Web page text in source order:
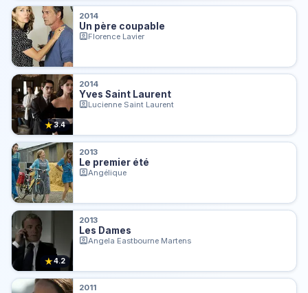
2014
Un père coupable
Florence Lavier
★3.4
2014
Yves Saint Laurent
Lucienne Saint Laurent
2013
Le premier été
Angélique
★4.2
2013
Les Dames
Angela Eastbourne Martens
2011